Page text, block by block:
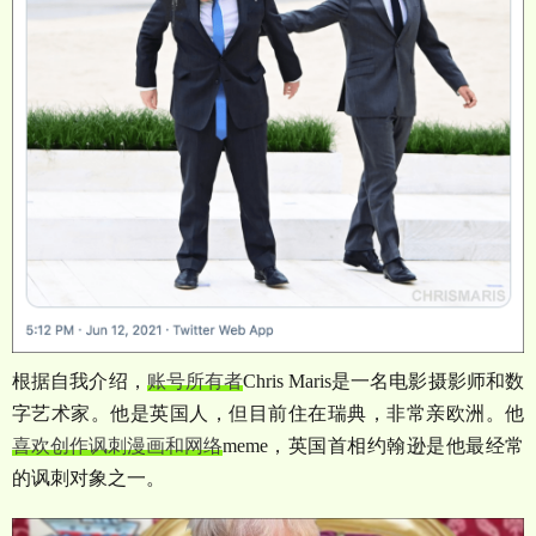
根据自我介绍， 账号所有者Chris Maris是一名电影摄影师和数
字艺术家。他是英国人，但目前住在瑞典，非常亲欧洲。他
喜欢创作讽刺漫画和网络meme ，英国首相约翰逊是他最经常
的讽刺对象之一。